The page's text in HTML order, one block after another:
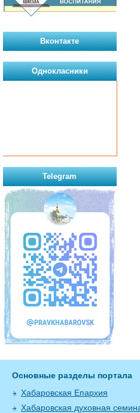
Вконтакте
Однокласники
Telegram
Основные разделы портала
Хабаровская Епархия
Хабаровская духовная